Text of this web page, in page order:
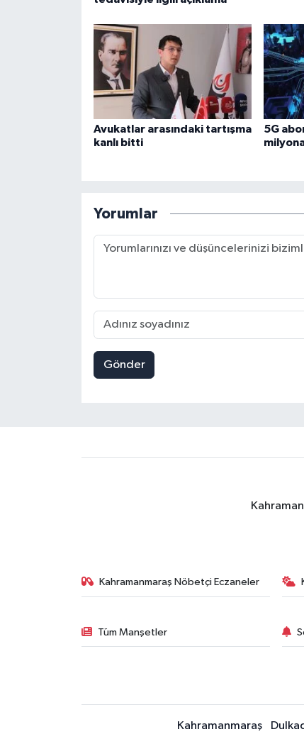
Avukatlar arasındaki tartışma
kanlı bitti
5G
Yorumlar
Gönder
Kahramanmaraş Nöbetçi Eczaneler
Tüm Manşetler
Kahramanmaraş